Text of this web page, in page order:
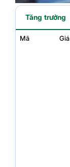
Tăng trưởng
Mã Giá